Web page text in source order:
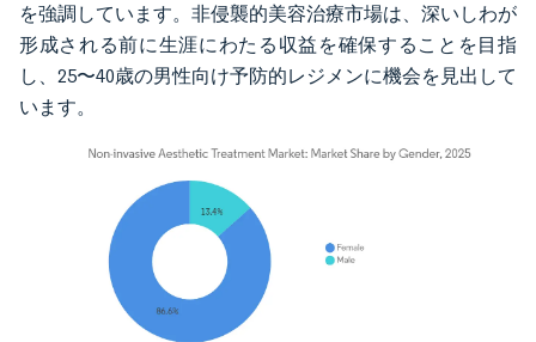
を強調しています。非侵襲的美容治療市場は、深いしわが
形成される前に生涯にわたる収益を確保することを目指
し、25〜40歳の男性向け予防的レジメンに機会を見出して
います。